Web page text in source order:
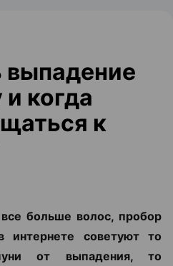
выпадение
когда
к
больше волос, пробор
интернете советуют то
от выпадения, то